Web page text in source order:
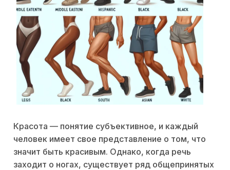
Красота — понятие субъективное, и каждый
человек имеет свое представление о том, что
значит быть красивым. Однако, когда речь
заходит о ногах, существует ряд общепринятых